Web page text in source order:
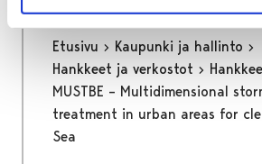
Etusivu
Kaupunki ja hallinto
Hankkeet ja verkostot
MUSTBE – Multidimensional
treatment in urban areas for
Sea